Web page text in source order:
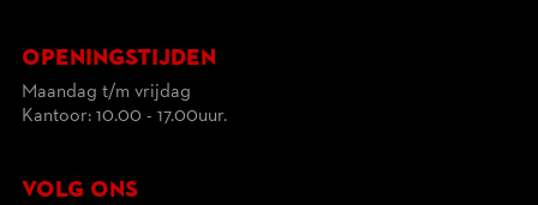
openingstijden
Maandag t/m vrijdag
Kantoor: 10.00 - 17.00uur.
volg ons